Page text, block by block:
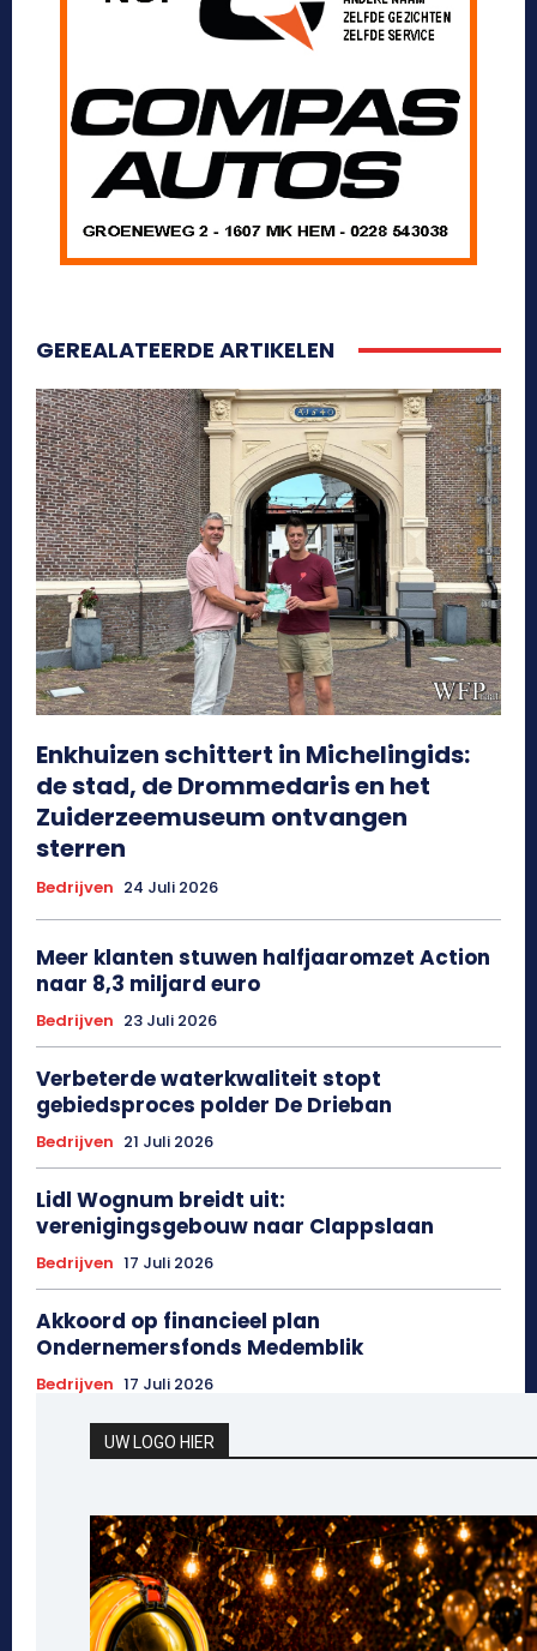
GEREALATEERDE ARTIKELEN
Enkhuizen schittert in Michelingids:
de stad, de Drommedaris en het
Zuiderzeemuseum ontvangen
sterren
Bedrijven 24 Juli 2026
Meer klanten stuwen halfjaaromzet Action
naar 8,3 miljard euro
Bedrijven 23 Juli 2026
Verbeterde waterkwaliteit stopt
gebiedsproces polder De Drieban
Bedrijven 21 Juli 2026
Lidl Wognum breidt uit:
verenigingsgebouw naar Clappslaan
Bedrijven 17 Juli 2026
Akkoord op financieel plan
Ondernemersfonds Medemblik
Bedrijven 17 Juli 2026
UW LOGO HIER